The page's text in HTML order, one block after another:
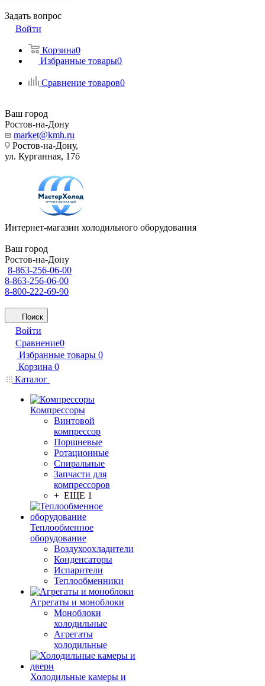
Задать вопрос
Войти
Корзина0
Избранные товары0
Сравнение товаров0
Ваш город
Ростов-на-Дону
market@kmh.ru
Ростов-на-Дону,
ул. Курганная, 17б
Интернет-магазин холодильного оборудования
Ваш город
Ростов-на-Дону
8-863-256-06-00
8-863-256-06-00
8-800-222-69-90
Поиск
Войти
Сравнение0
Избранные товары 0
Корзина 0
Каталог
Компрессоры
Винтовой
компрессор
Поршневые
Ротационные
Спиральные
Запчасти для
компрессоров
+ ЕЩЕ 1
Теплообменное
оборудование
Воздухоохладители
Конденсаторы
Испарители
Теплообменники
Агрегаты и моноблоки
Моноблоки
холодильные
Агрегаты
холодильные
Холодильные камеры и